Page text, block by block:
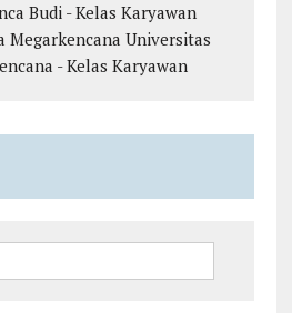
Budi - Kelas Karyawan
Megarkencana Universitas
- Kelas Karyawan